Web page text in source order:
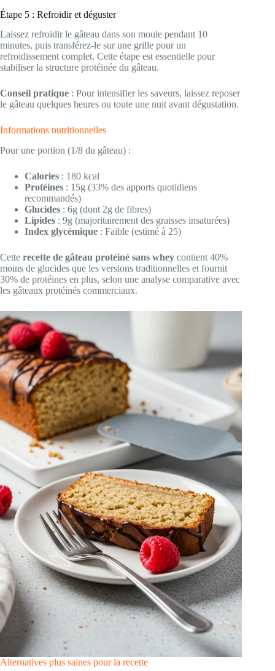
Étape 5 : Refroidir et déguster
Laissez refroidir le gâteau dans son moule pendant 10
minutes, puis transférez-le sur une grille pour un
refroidissement complet. Cette étape est essentielle pour
stabiliser la structure protéinée du gâteau.
Conseil pratique : Pour intensifier les saveurs, laissez reposer
le gâteau quelques heures ou toute une nuit avant dégustation.
Informations nutritionnelles
Pour une portion (1/8 du gâteau) :
Calories : 180 kcal
Protéines : 15g (33% des apports quotidiens
recommandés)
Glucides : 6g (dont 2g de fibres)
Lipides : 9g (majoritairement des graisses insaturées)
Index glycémique : Faible (estimé à 25)
Cette recette de gâteau protéiné sans whey contient 40%
moins de glucides que les versions traditionnelles et fournit
30% de protéines en plus, selon une analyse comparative avec
les gâteaux protéinés commerciaux.
Alternatives plus saines pour la recette